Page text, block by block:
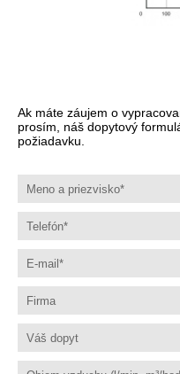
Ak máte záujem o
prosím, náš dopytový
požiadavku.